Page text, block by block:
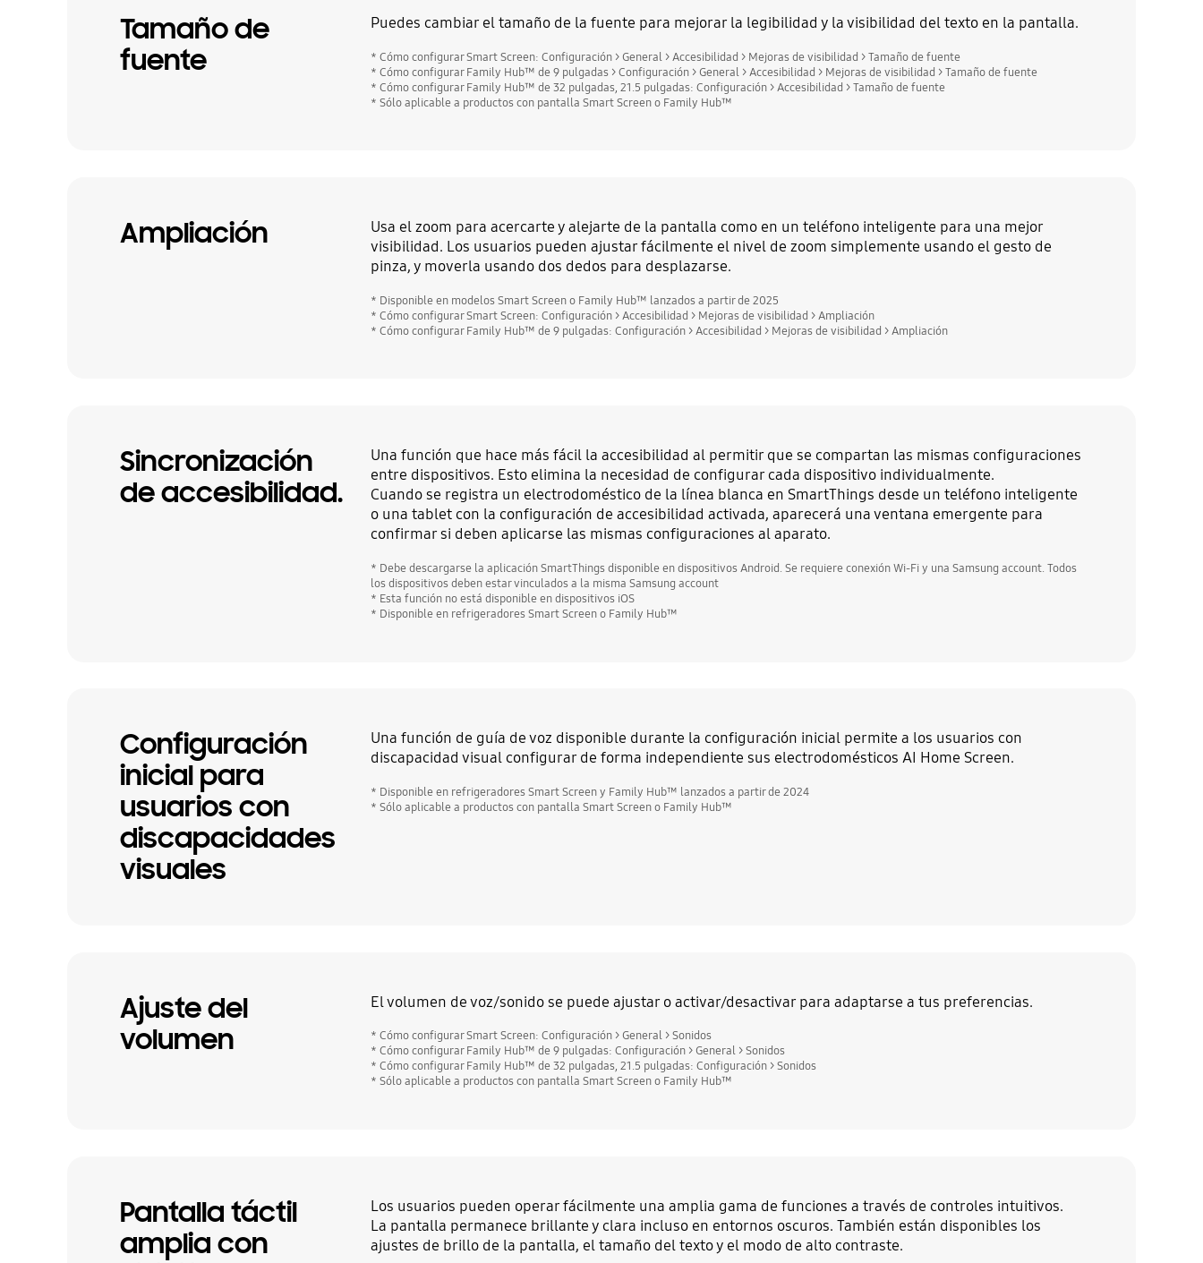
Tamaño de
fuente
Puedes cambiar el tamaño de la fuente para mejorar la legibilidad y la visibilidad del texto en la pantalla.
* Cómo configurar Smart Screen: Configuración > General > Accesibilidad > Mejoras de visibilidad > Tamaño de fuente
* Cómo configurar Family Hub™ de 9 pulgadas > Configuración > General > Accesibilidad > Mejoras de visibilidad > Tamaño de fuente
* Cómo configurar Family Hub™ de 32 pulgadas, 21.5 pulgadas: Configuración > Accesibilidad > Tamaño de fuente
* Sólo aplicable a productos con pantalla Smart Screen o Family Hub™
Ampliación
Usa el zoom para acercarte y alejarte de la pantalla como en un teléfono inteligente para una mejor
visibilidad. Los usuarios pueden ajustar fácilmente el nivel de zoom simplemente usando el gesto de
pinza, y moverla usando dos dedos para desplazarse.
* Disponible en modelos Smart Screen o Family Hub™ lanzados a partir de 2025
* Cómo configurar Smart Screen: Configuración > Accesibilidad > Mejoras de visibilidad > Ampliación
* Cómo configurar Family Hub™ de 9 pulgadas: Configuración > Accesibilidad > Mejoras de visibilidad > Ampliación
Sincronización
de accesibilidad.
Una función que hace más fácil la accesibilidad al permitir que se compartan las mismas configuraciones
entre dispositivos. Esto elimina la necesidad de configurar cada dispositivo individualmente.
Cuando se registra un electrodoméstico de la línea blanca en SmartThings desde un teléfono inteligente
o una tablet con la configuración de accesibilidad activada, aparecerá una ventana emergente para
confirmar si deben aplicarse las mismas configuraciones al aparato.
* Debe descargarse la aplicación SmartThings disponible en dispositivos Android. Se requiere conexión Wi-Fi y una Samsung account. Todos
los dispositivos deben estar vinculados a la misma Samsung account
* Esta función no está disponible en dispositivos iOS
* Disponible en refrigeradores Smart Screen o Family Hub™
Configuración
inicial para
usuarios con
discapacidades
visuales
Una función de guía de voz disponible durante la configuración inicial permite a los usuarios con
discapacidad visual configurar de forma independiente sus electrodomésticos AI Home Screen.
* Disponible en refrigeradores Smart Screen y Family Hub™ lanzados a partir de 2024
* Sólo aplicable a productos con pantalla Smart Screen o Family Hub™
Ajuste del
volumen
El volumen de voz/sonido se puede ajustar o activar/desactivar para adaptarse a tus preferencias.
* Cómo configurar Smart Screen: Configuración > General > Sonidos
* Cómo configurar Family Hub™ de 9 pulgadas: Configuración > General > Sonidos
* Cómo configurar Family Hub™ de 32 pulgadas, 21.5 pulgadas: Configuración > Sonidos
* Sólo aplicable a productos con pantalla Smart Screen o Family Hub™
Pantalla táctil
amplia con
Los usuarios pueden operar fácilmente una amplia gama de funciones a través de controles intuitivos.
La pantalla permanece brillante y clara incluso en entornos oscuros. También están disponibles los
ajustes de brillo de la pantalla, el tamaño del texto y el modo de alto contraste.